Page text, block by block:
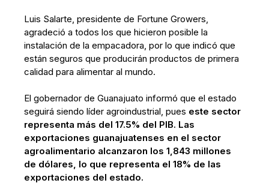
Luis Salarte, presidente de Fortune Growers,
agradeció a todos los que hicieron posible la
instalación de la empacadora, por lo que indicó que
están seguros que producirán productos de primera
calidad para alimentar al mundo.
El gobernador de Guanajuato informó que el estado
seguirá siendo líder agroindustrial, pues este sector
representa más del 17.5% del PIB. Las
exportaciones guanajuatenses en el sector
agroalimentario alcanzaron los 1,843 millones
de dólares, lo que representa el 18% de las
exportaciones del estado.